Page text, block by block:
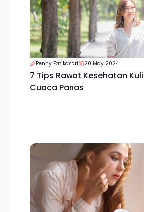
Penny Fatikasari 20 May 2024
7 Tips Rawat Kesehatan
Cuaca Panas